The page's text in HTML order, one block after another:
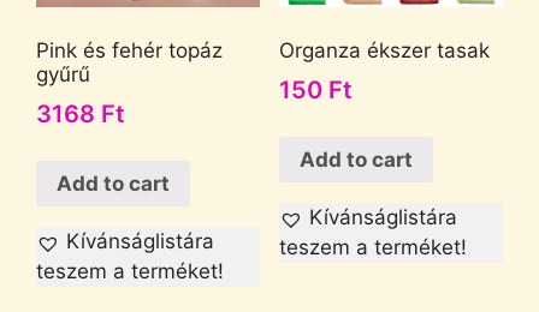
Pink és fehér topáz
gyűrű
3168 Ft
Add to cart
Kívánságlistára
teszem a terméket!
Organza ékszer tasak
150 Ft
Add to cart
Kívánságlistára
teszem a terméket!